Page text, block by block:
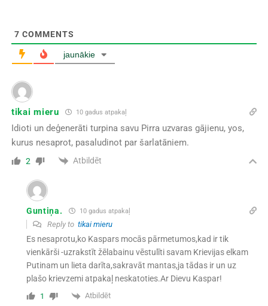
7 COMMENTS
jaunākie
tikai mieru 10 gadus atpakaļ
Idioti un deģenerāti turpina savu Pirra uzvaras gājienu, yos,
kurus nesaprot, pasaludinot par šarlatāniem.
2 Atbildēt
Guntiņa. 10 gadus atpakaļ
Reply to tikai mieru
Es nesaprotu,ko Kaspars mocās pārmetumos,kad ir tik
vienkārši -uzrakstīt žēlabainu vēstulīti savam Krievijas elkam
Putinam un lieta darīta,sakravāt mantas,ja tādas ir un uz
plašo krievzemi atpakaļ neskatoties.Ar Dievu Kaspar!
1 Atbildēt